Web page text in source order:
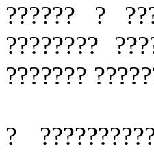
?????? ?
????????
???????
?